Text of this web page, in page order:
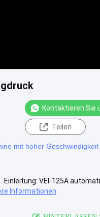
Kontaktieren Sie
Teilen
mit hoher Geschwindigkeit
VEI-125A
Informationen